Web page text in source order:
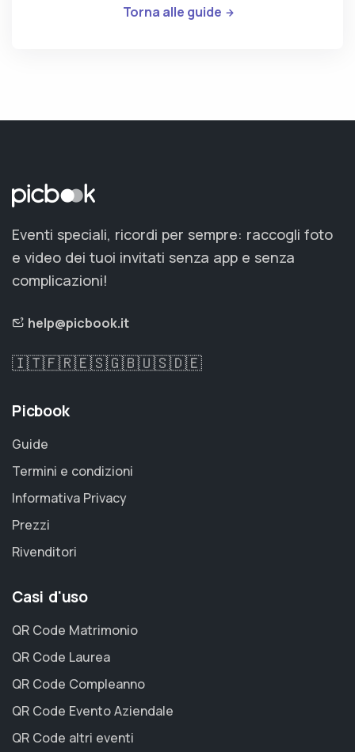
Torna alle guide
Eventi speciali, ricordi per sempre: raccogli foto
e video dei tuoi invitati senza app e senza
complicazioni!
help@picbook.it
🇮🇹🇫🇷🇪🇸🇬🇧🇺🇸🇩🇪
Picbook
Guide
Termini e condizioni
Informativa Privacy
Prezzi
Rivenditori
Casi d'uso
QR Code Matrimonio
QR Code Laurea
QR Code Compleanno
QR Code Evento Aziendale
QR Code altri eventi